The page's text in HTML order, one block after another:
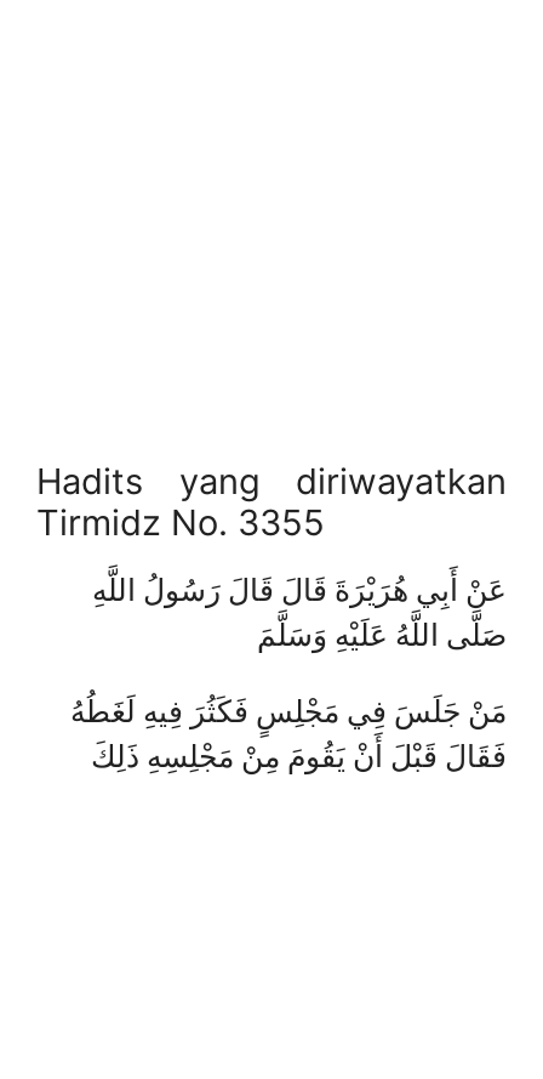
Hadits yang diriwayatkan
Tirmidz No. 3355
صَلَّى اللَّهُ عَلَيْهِ وَسَلَّمَ
مَنْ جَلَسَ فِي مَجْلِسٍ فَكَثُرَ فِيهِ لَغَطُهُ
فَقَالَ قَبْلَ أَنْ يَقُومَ مِنْ مَجْلِسِهِ ذَلِكَ